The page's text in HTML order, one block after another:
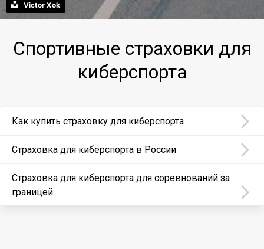
Victor Xok
Спортивные страховки для
киберспорта
Как купить страховку для киберспорта
Страховка для киберспорта в России
Страховка для киберспорта для соревнований за
границей